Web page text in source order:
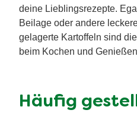
deine Lieblingsrezepte.
Beilage oder andere
gelagerte Kartoffeln sind
beim Kochen und
Häufig